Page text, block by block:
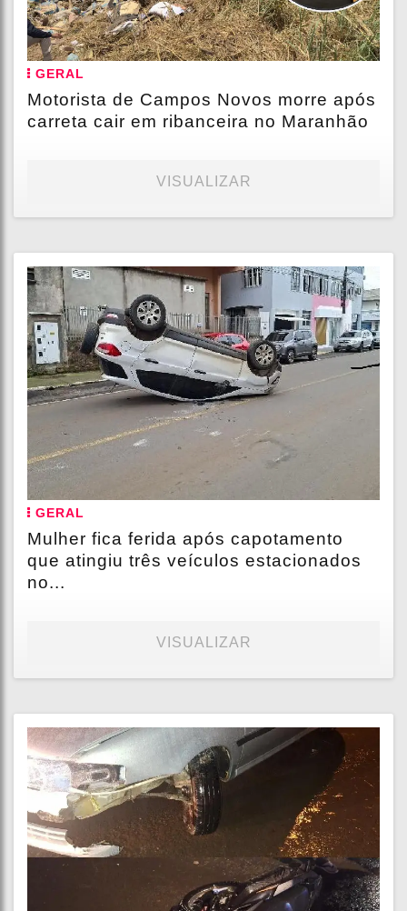
GERAL
Motorista de Campos Novos morre após
carreta cair em ribanceira no Maranhão
VISUALIZAR
GERAL
Mulher fica ferida após capotamento
que atingiu três veículos estacionados
no...
VISUALIZAR